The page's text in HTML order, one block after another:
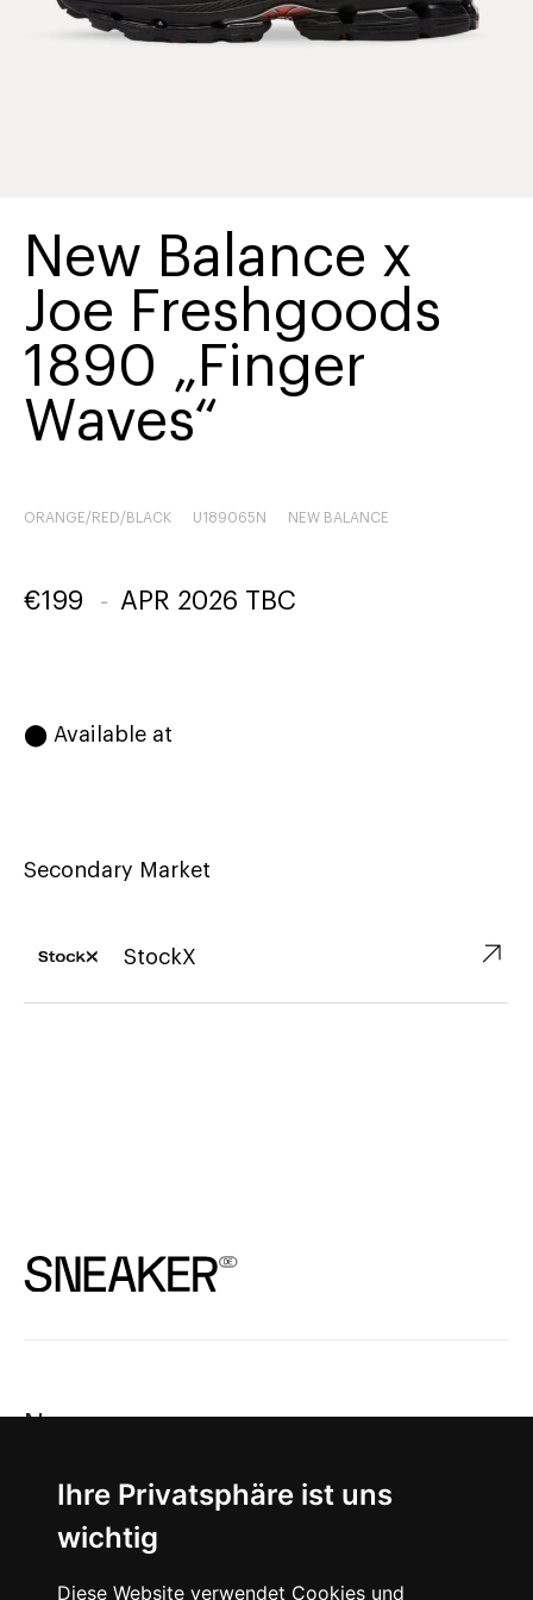
Ihre Privatsphäre ist uns
wichtig
Diese Website verwendet Cookies und
New Balance x
Joe Freshgoods
1890 „Finger
Waves“
ORANGE/RED/BLACK U189065N NEW BALANCE
€199 - APR 2026 TBC
⬤ Available at
Secondary Market
StockX ↗︎
News
About
Instagram